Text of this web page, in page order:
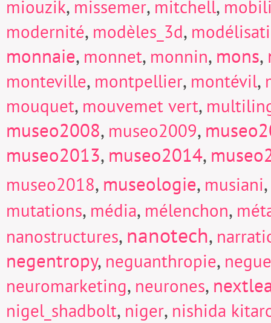
miouzik, missemer, mitchell,
modernité, modèles_3d,
monnaie, monnet, monnin, mons,
monteville, montpellier, montévil,
mouquet, mouvemet vert,
museo2008, museo2009,
museo2013, museo2014,
museo2018, museologie, musiani,
mutations, média, mélenchon,
nanostructures, nanotech,
negentropy, neguanthropie,
neuromarketing, neurones,
nigel_shadbolt, niger, nishida